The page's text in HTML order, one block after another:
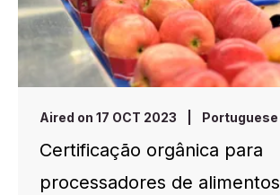
Aired on 17 OCT 2023 Portuguese
Certificação orgânica para
processadores de alimentos